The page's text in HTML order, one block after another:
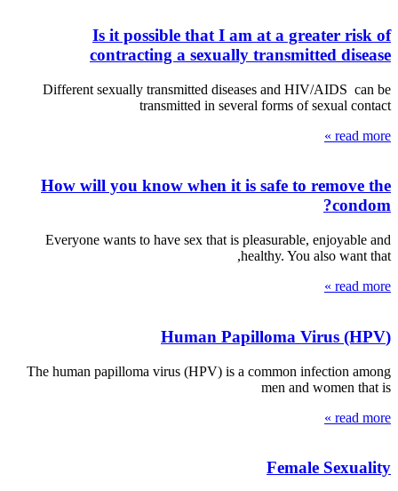
Is it possible that I am at a greater risk of
contracting a sexually transmitted disease
Different sexually transmitted diseases and HIV/AIDS can be
transmitted in several forms of sexual contact
read more »
How will you know when it is safe to remove the
condom?
Everyone wants to have sex that is pleasurable, enjoyable and
healthy. You also want that,
read more »
(Human Papilloma Virus (HPV
The human papilloma virus (HPV) is a common infection among
men and women that is
read more »
Female Sexuality